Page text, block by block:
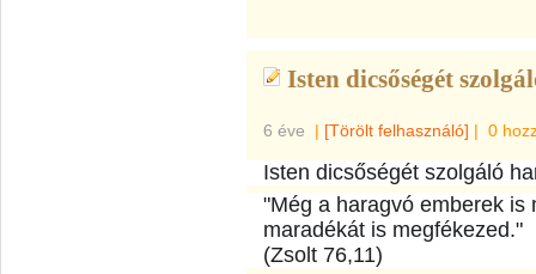
Isten dicsőségét
6 éve | [Törölt felhasználó] | 0
Isten dicsőségét szolgáló
"Még a haragvó emberek is
maradékát is megfékezed."
(Zsolt 76,11)